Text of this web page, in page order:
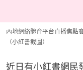
內地網絡體育平台直播焦點
（小紅書截圖）
近日有小紅書網民